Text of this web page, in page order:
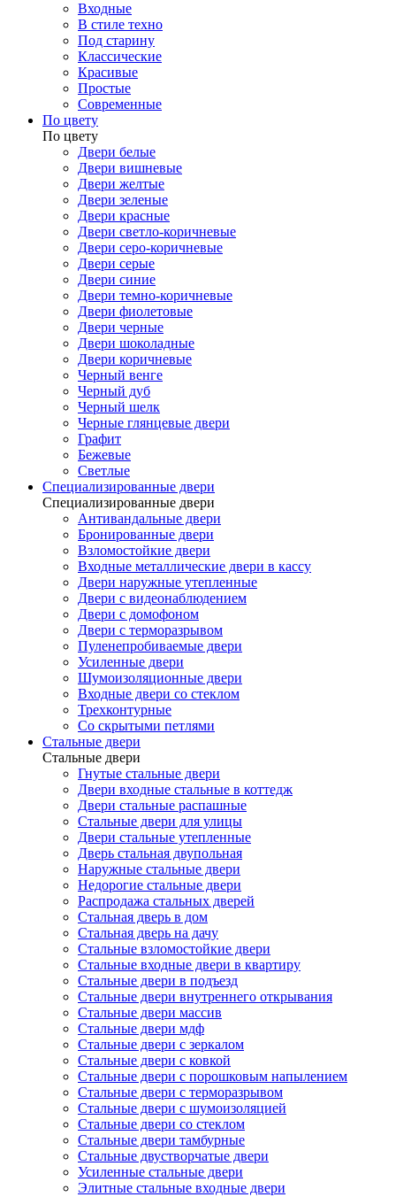
Входные
В стиле техно
Под старину
Классические
Красивые
Простые
Современные
По цвету
По цвету
Двери белые
Двери вишневые
Двери желтые
Двери зеленые
Двери красные
Двери светло-коричневые
Двери серо-коричневые
Двери серые
Двери синие
Двери темно-коричневые
Двери фиолетовые
Двери черные
Двери шоколадные
Двери коричневые
Черный венге
Черный дуб
Черный шелк
Черные глянцевые двери
Графит
Бежевые
Светлые
Специализированные двери
Специализированные двери
Антивандальные двери
Бронированные двери
Взломостойкие двери
Входные металлические двери в кассу
Двери наружные утепленные
Двери с видеонаблюдением
Двери с домофоном
Двери с терморазрывом
Пуленепробиваемые двери
Усиленные двери
Шумоизоляционные двери
Входные двери со стеклом
Трехконтурные
Со скрытыми петлями
Стальные двери
Стальные двери
Гнутые стальные двери
Двери входные стальные в коттедж
Двери стальные распашные
Стальные двери для улицы
Двери стальные утепленные
Дверь стальная двупольная
Наружные стальные двери
Недорогие стальные двери
Распродажа стальных дверей
Стальная дверь в дом
Стальная дверь на дачу
Стальные взломостойкие двери
Стальные входные двери в квартиру
Стальные двери в подъезд
Стальные двери внутреннего открывания
Стальные двери массив
Стальные двери мдф
Стальные двери с зеркалом
Стальные двери с ковкой
Стальные двери с порошковым напылением
Стальные двери с терморазрывом
Стальные двери с шумоизоляцией
Стальные двери со стеклом
Стальные двери тамбурные
Стальные двустворчатые двери
Усиленные стальные двери
Элитные стальные входные двери